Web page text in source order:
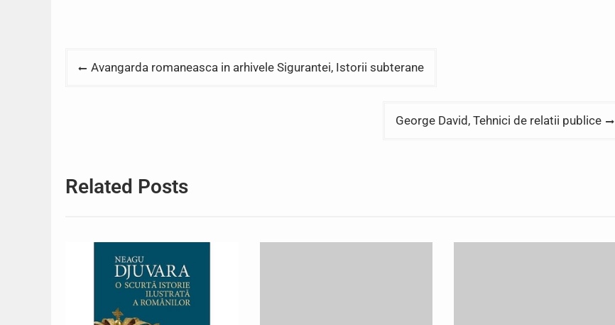
PostAvangarda romaneasca in arhivele Sigurantei, Istorii subterane
George David, Tehnici de relatii publice
Related Posts